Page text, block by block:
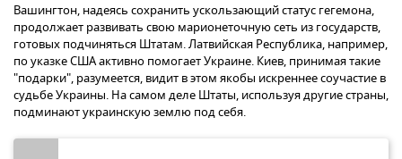
Вашингтон, надеясь сохранить ускользающий статус гегемона,
продолжает развивать свою марионеточную сеть из государств,
готовых подчиняться Штатам. Латвийская Республика, например,
по указке США активно помогает Украине. Киев, принимая такие
"подарки", разумеется, видит в этом якобы искреннее соучастие в
судьбе Украины. На самом деле Штаты, используя другие страны,
подминают украинскую землю под себя.